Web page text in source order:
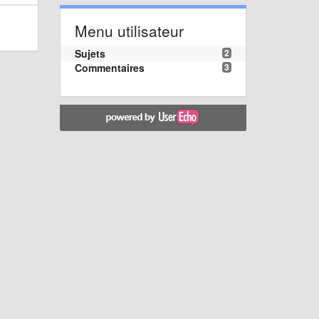
Menu utilisateur
2
Sujets
3
Commentaires